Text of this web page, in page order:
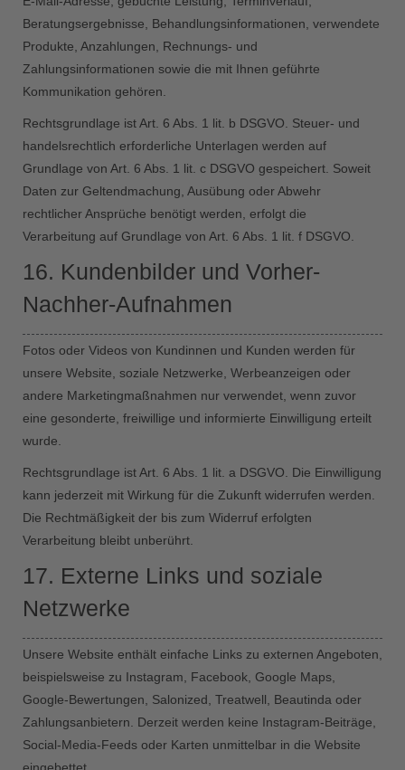
Beratungsergebnisse, Behandlungsinformationen, verwendete
Produkte, Anzahlungen, Rechnungs- und
Zahlungsinformationen sowie die mit Ihnen geführte
Kommunikation gehören.
Rechtsgrundlage ist Art. 6 Abs. 1 lit. b DSGVO. Steuer- und
handelsrechtlich erforderliche Unterlagen werden auf
Grundlage von Art. 6 Abs. 1 lit. c DSGVO gespeichert. Soweit
Daten zur Geltendmachung, Ausübung oder Abwehr
rechtlicher Ansprüche benötigt werden, erfolgt die
Verarbeitung auf Grundlage von Art. 6 Abs. 1 lit. f DSGVO.
16. Kundenbilder und Vorher-
Nachher-Aufnahmen
Fotos oder Videos von Kundinnen und Kunden werden für
unsere Website, soziale Netzwerke, Werbeanzeigen oder
andere Marketingmaßnahmen nur verwendet, wenn zuvor
eine gesonderte, freiwillige und informierte Einwilligung erteilt
wurde.
Rechtsgrundlage ist Art. 6 Abs. 1 lit. a DSGVO. Die Einwilligung
kann jederzeit mit Wirkung für die Zukunft widerrufen werden.
Die Rechtmäßigkeit der bis zum Widerruf erfolgten
Verarbeitung bleibt unberührt.
17. Externe Links und soziale
Netzwerke
Unsere Website enthält einfache Links zu externen Angeboten,
beispielsweise zu Instagram, Facebook, Google Maps,
Google-Bewertungen, Salonized, Treatwell, Beautinda oder
Zahlungsanbietern. Derzeit werden keine Instagram-Beiträge,
Social-Media-Feeds oder Karten unmittelbar in die Website